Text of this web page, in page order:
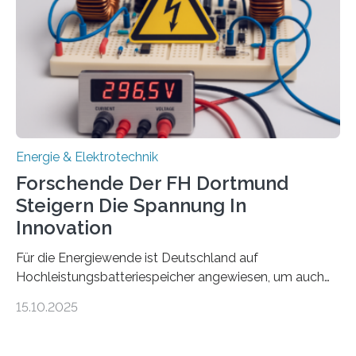
Damit zählt die Hochschule zu den großen
Gewinnerinnen der aktuellen Förderrunde des
Bayerischen Wissenschaftsministeriums. Im
Mittelpunkt steht der direkte Wissenstransfer: Neue
wissenschaftliche Erkenntnisse sollen rasch in die
Energie & Elektrotechnik
Forschende Der FH Dortmund
Steigern Die Spannung In
Innovation
Für die Energiewende ist Deutschland auf
Hochleistungsbatteriespeicher angewiesen, um auch
Doch mit der immensen Zahl einzelner Batteriezellen,
15.10.2025